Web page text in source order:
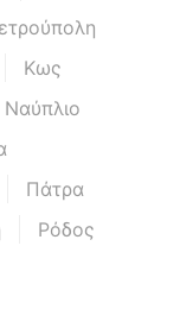
Κως
Ναύπλιο
Πάτρα
Ρόδος